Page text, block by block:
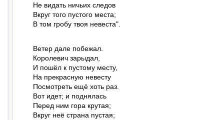
Не видать ничьих следов
Вкруг того пустого места;
В том гробу твоя невеста".
Ветер дале побежал.
Королевич зарыдал,
И пошёл к пустому месту,
На прекрасную невесту
Посмотреть ещё хоть раз.
Вот идет; и поднялась
Перед ним гора крутая;
Вкруг неё страна пустая;